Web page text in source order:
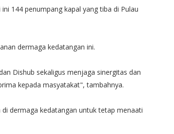
144 penumpang kapal yang tiba di Pulau
dermaga kedatangan ini.
Dishub sekaligus menjaga sinergitas dan
kepada masyatakat", tambahnya.
dermaga kedatangan untuk tetap menaati